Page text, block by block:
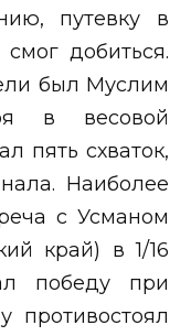
путевку в
добиться.
был Муслим
в весовой
пять схваток,
Наиболее
с Усманом
край) в 1/16
победу при
противостоял